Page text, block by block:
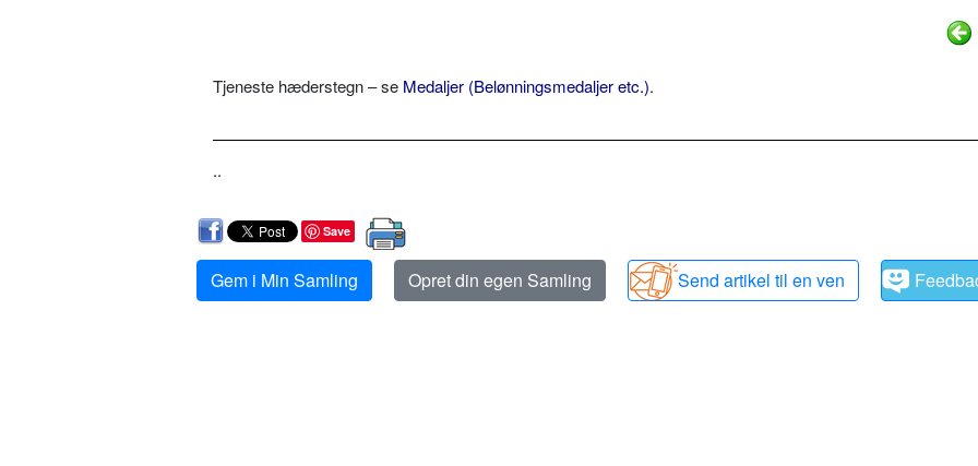
Tjeneste hæderstegn – se Medaljer (Belønningsmedaljer etc.).
..
Save
Gem i Min Samling Opret din egen Samling Send artikel til en ven